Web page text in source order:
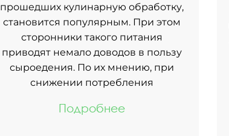
прошедших кулинарную обработку,
становится популярным. При этом
сторонники такого питания
приводят немало доводов в пользу
сыроедения. По их мнению, при
снижении потребления
Подробнее